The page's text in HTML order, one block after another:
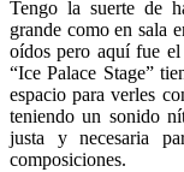
Tengo la suerte de
grande como en sala
oídos pero aquí fue
“Ice Palace Stage”
espacio para verles
teniendo un sonido
justa y necesaria
composiciones.